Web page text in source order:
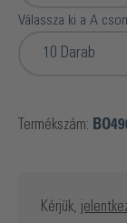
Válassza ki a A
10 Darab
Termékszám:
Kérjük,